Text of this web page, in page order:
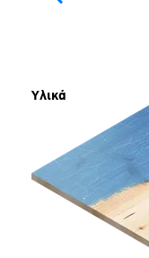
Υλικά